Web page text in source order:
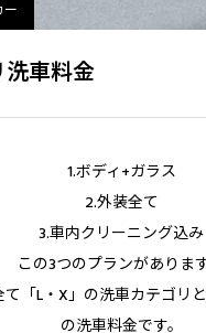
ー
洗車料金
1.ボディ+ガラス
2.外装全て
3.車内クリーニング込み
この3つのプランがあります
て「L・X」の洗車カテゴリ
の洗車料金です。